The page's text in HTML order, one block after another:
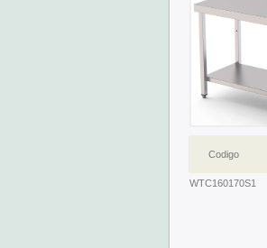
Codigo
WTC160170S1